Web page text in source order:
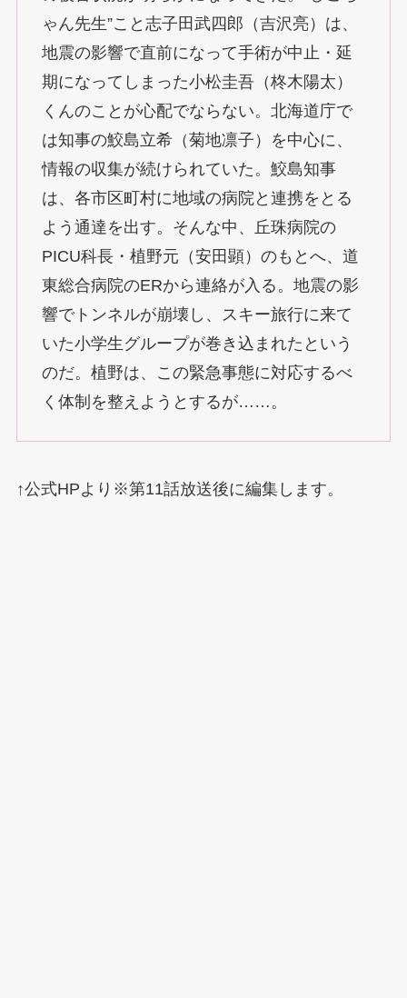
ゃん先生”こと志子田武四郎（吉沢亮）は、
地震の影響で直前になって手術が中止・延
期になってしまった小松圭吾（柊木陽太）
くんのことが心配でならない。北海道庁で
は知事の鮫島立希（菊地凛子）を中心に、
情報の収集が続けられていた。鮫島知事
は、各市区町村に地域の病院と連携をとる
よう通達を出す。そんな中、丘珠病院の
PICU科長・植野元（安田顕）のもとへ、道
東総合病院のERから連絡が入る。地震の影
響でトンネルが崩壊し、スキー旅行に来て
いた小学生グループが巻き込まれたという
のだ。植野は、この緊急事態に対応するべ
く体制を整えようとするが……。
↑公式HPより※第11話放送後に編集します。